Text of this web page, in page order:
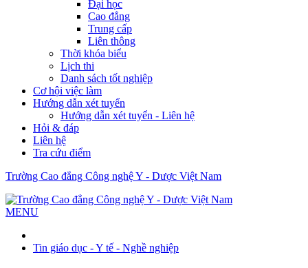
Đại học
Cao đẳng
Trung cấp
Liên thông
Thời khóa biểu
Lịch thi
Danh sách tốt nghiệp
Cơ hội việc làm
Hướng dẫn xét tuyển
Hướng dẫn xét tuyển - Liên hệ
Hỏi & đáp
Liên hệ
Tra cứu điểm
Trường Cao đẳng Công nghệ Y - Dược Việt Nam
MENU
Tin giáo dục - Y tế - Nghề nghiệp